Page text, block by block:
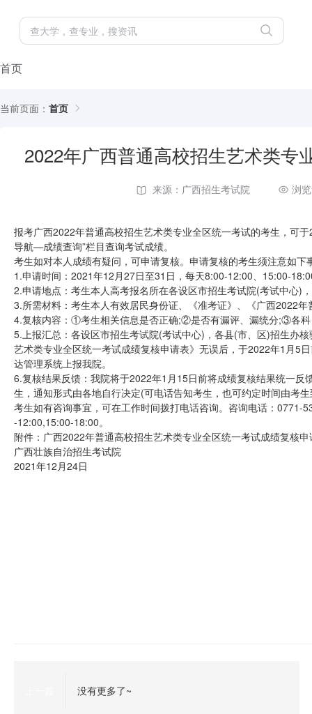
首页
当前页面： 首页
2022年广西普通高校招生艺术类专
来源：广西招生考试院 浏
报考广西2022年普通高校招生艺术类专业全区统一考试的考生，可
导航—成绩查询”栏目查询考试成绩。
考生如对本人成绩有疑问，可申请复核。申请复核的考生须注意如下
1.申请时间：2021年12月27日至31日，每天8:00-12:00、15:00-
2.申请地点：考生本人高考报名所在各设区市招生考试院(考试中心)
3.所需材料：考生本人有效居民身份证、《准考证》、《广西2022
4.复核内容：①考生相关信息是否正确;②是否有漏评、漏统分;③各
5.上报汇总：各设区市招生考试院(考试中心)，各县(市、区)招生办
艺术类专业全区统一考试成绩复核申请表》无误后，于2022年1月5
达管理系统上报我院。
6.复核结果反馈：我院将于2022年1月15日前将成绩复核结果统一
生，通知形式由各地自行决定(可电话告知考生，也可约定时间由考
考生如有咨询事宜，可在工作时间拨打电话咨询。咨询电话：
-12:00,15:00-18:00。
附件：广西2022年普通高校招生艺术类专业全区统一考试成绩复核申
广西壮族自治招生考试院
2021年12月24日
没有更多了~